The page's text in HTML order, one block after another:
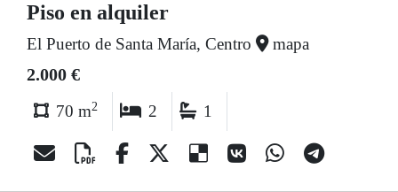
Piso en alquiler
El Puerto de Santa María, Centro mapa
2.000 €
70 m2 2 1